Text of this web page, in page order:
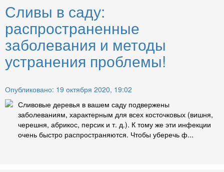
Сливы в саду:
распространенные
заболевания и методы
устранения проблемы!
Опубликовано: 19 октября 2020, 19:02
Сливовые деревья в вашем саду подвержены
заболеваниям, характерным для всех косточковых (вишня,
черешня, абрикос, персик и т. д.). К тому же эти инфекции
очень быстро распространяются. Чтобы уберечь ф...